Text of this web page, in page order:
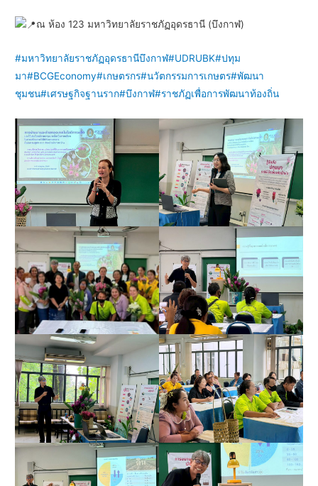
ณ ห้อง 123 มหาวิทยาลัยราชภัฏอุดรธานี (บึงกาฬ)
#มหาวิทยาลัยราชภัฏอุดรธานีบึงกาฬ#UDRUBK#ปทุม
มา#BCGEconomy#เกษตรกร#นวัตกรรมการเกษตร#พัฒนา
ชุมชน#เศรษฐกิจฐานราก#บึงกาฬ#ราชภัฏเพื่อการพัฒนาท้องถิ่น